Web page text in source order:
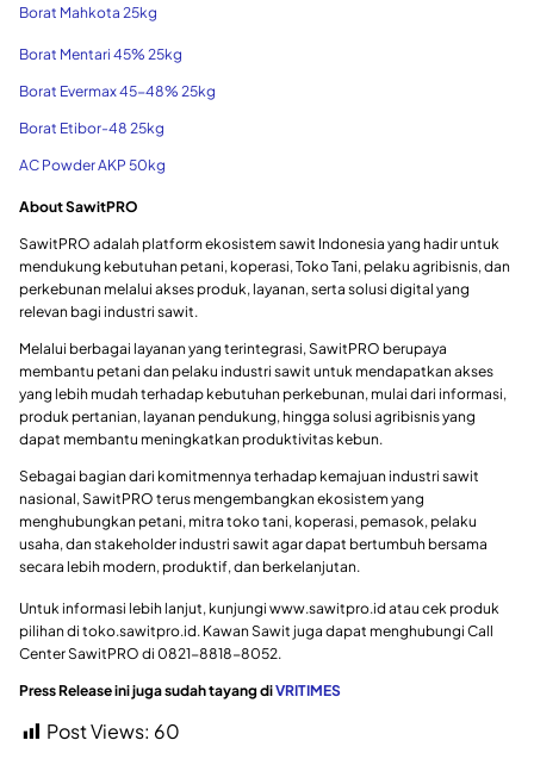
Borat Mahkota 25kg
Borat Mentari 45% 25kg
Borat Evermax 45-48% 25kg
Borat Etibor-48 25kg
AC Powder AKP 50kg
About SawitPRO
SawitPRO adalah platform ekosistem sawit Indonesia yang hadir untuk
mendukung kebutuhan petani, koperasi, Toko Tani, pelaku agribisnis, dan
perkebunan melalui akses produk, layanan, serta solusi digital yang
relevan bagi industri sawit.
Melalui berbagai layanan yang terintegrasi, SawitPRO berupaya
membantu petani dan pelaku industri sawit untuk mendapatkan akses
yang lebih mudah terhadap kebutuhan perkebunan, mulai dari informasi,
produk pertanian, layanan pendukung, hingga solusi agribisnis yang
dapat membantu meningkatkan produktivitas kebun.
Sebagai bagian dari komitmennya terhadap kemajuan industri sawit
nasional, SawitPRO terus mengembangkan ekosistem yang
menghubungkan petani, mitra toko tani, koperasi, pemasok, pelaku
usaha, dan stakeholder industri sawit agar dapat bertumbuh bersama
secara lebih modern, produktif, dan berkelanjutan.
Untuk informasi lebih lanjut, kunjungi www.sawitpro.id atau cek produk
pilihan di toko.sawitpro.id. Kawan Sawit juga dapat menghubungi Call
Center SawitPRO di 0821-8818-8052.
Press Release ini juga sudah tayang diVRITIMES
Post Views: 60